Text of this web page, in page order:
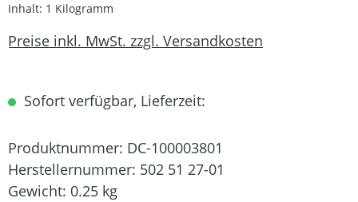
Inhalt: 1 Kilogramm
Preise inkl. MwSt. zzgl. Versandkosten
Sofort verfügbar, Lieferzeit:
Produktnummer: DC-100003801
Herstellernummer: 502 51 27-01
Gewicht: 0.25 kg